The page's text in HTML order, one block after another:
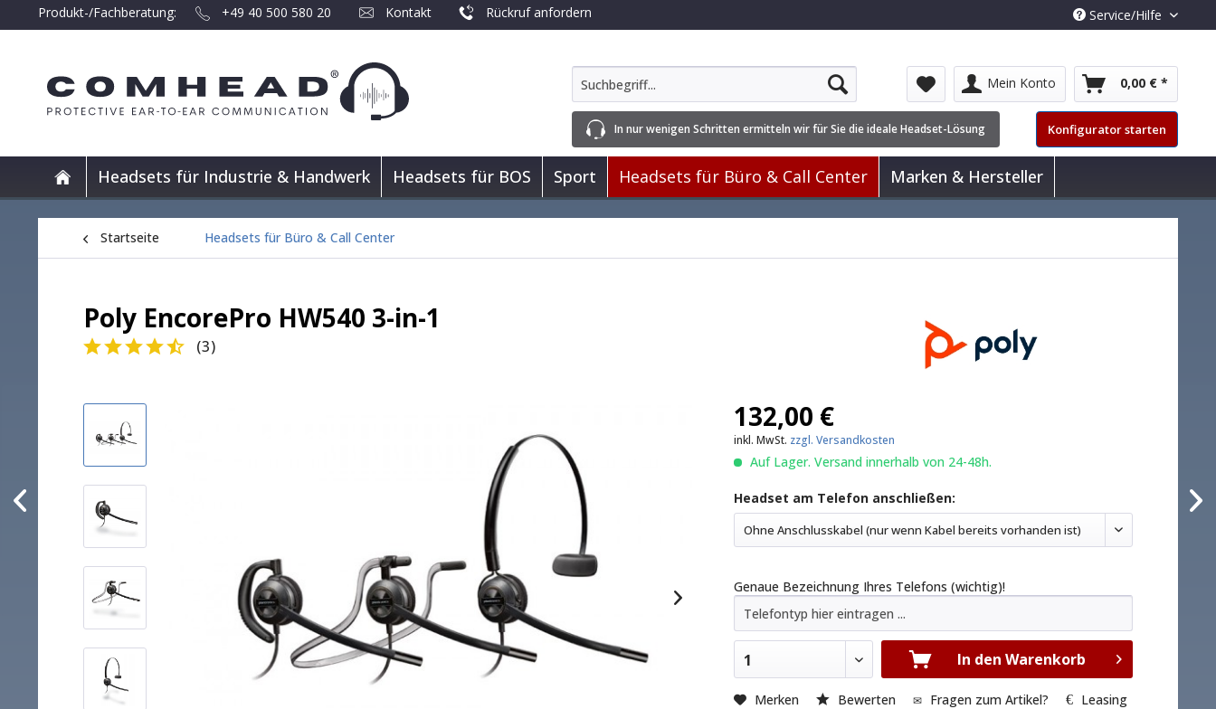
Produkt-/Fachberatung: +49 40 500 580 20 Kontakt Rückruf anfordern Service/Hilfe
Mein Konto 0,00 € *
In nur wenigen Schritten ermitteln wir für Sie die ideale Headset-Lösung Konfigurator starten
Headsets für Industrie & Handwerk Headsets für BOS Sport Headsets für Büro & Call Center Marken & Hersteller
Startseite Headsets für Büro & Call Center
Poly EncorePro HW540 3-in-1
(3)
132,00 €
inkl. MwSt. zzgl. Versandkosten
Auf Lager. Versand innerhalb von 24-48h.
Headset am Telefon anschließen:
Ohne Anschlusskabel (nur wenn Kabel bereits vorhanden ist)
Genaue Bezeichnung Ihres Telefons (wichtig)!
1 In den Warenkorb
Merken Bewerten Fragen zum Artikel? Leasing